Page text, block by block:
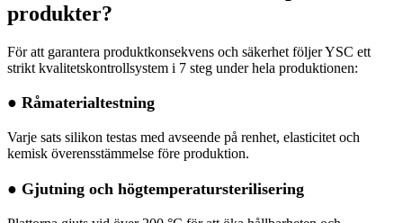
produkter?
För att garantera produktkonsekvens och säkerhet följer YSC ett
strikt kvalitetskontrollsystem i 7 steg under hela produktionen:
● Råmaterialtestning
Varje sats silikon testas med avseende på renhet, elasticitet och
kemisk överensstämmelse före produktion.
● Gjutning och högtemperatursterilisering